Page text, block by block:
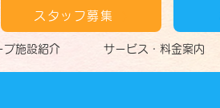
スタッフ募集
プ施設紹介 サービス・料金案内